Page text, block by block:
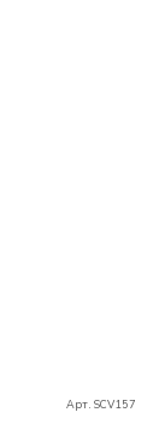
Арт. SCV157